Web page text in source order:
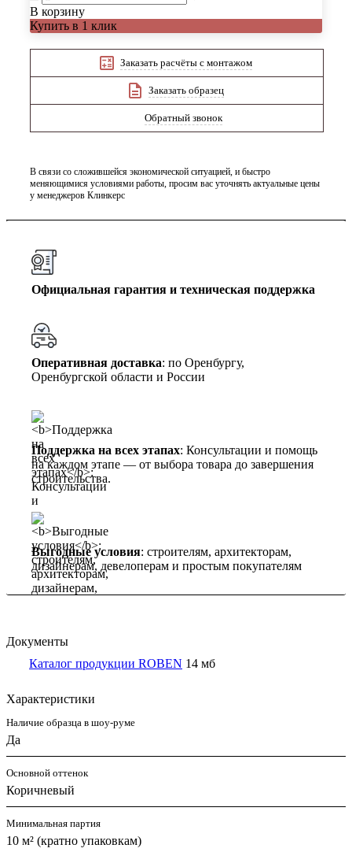
В корзину
Купить в 1 клик
Заказать расчёты с монтажом
Заказать образец
Обратный звонок
В связи со сложившейся экономической ситуацией, и быстро
меняющимися условиями работы, просим вас уточнять актуальные цены
у менеджеров Клинкерс
Официальная гарантия и техническая поддержка
Оперативная доставка: по Оренбургу,
Оренбургской области и России
Поддержка на всех этапах: Консультации и помощь
на каждом этапе — от выбора товара до завершения
строительства.
Выгодные условия: строителям, архитекторам,
дизайнерам, девелоперам и простым покупателям
Документы
Каталог продукции ROBEN 14 мб
Характеристики
Наличие образца в шоу-руме
Да
Основной оттенок
Коричневый
Минимальная партия
10 м² (кратно упаковкам)